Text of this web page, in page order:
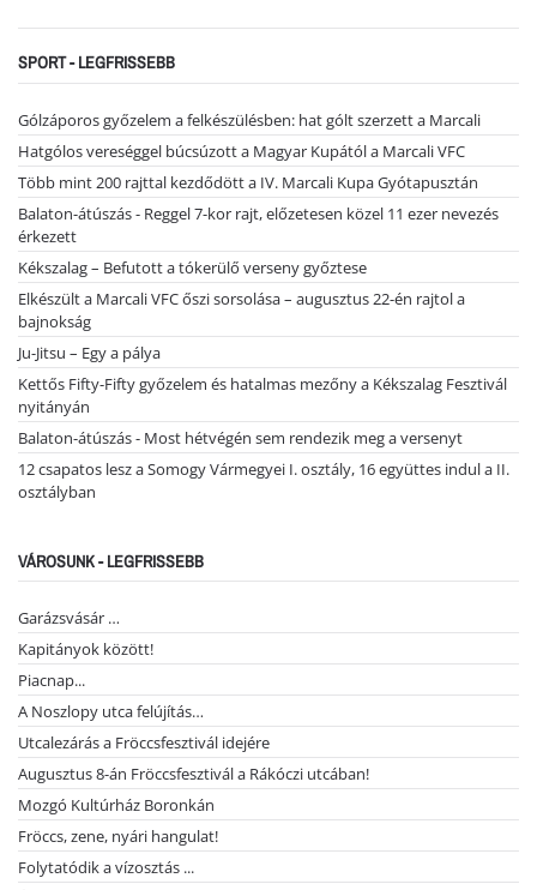
SPORT - LEGFRISSEBB
Gólzáporos győzelem a felkészülésben: hat gólt szerzett a Marcali
Hatgólos vereséggel búcsúzott a Magyar Kupától a Marcali VFC
Több mint 200 rajttal kezdődött a IV. Marcali Kupa Gyótapusztán
Balaton-átúszás - Reggel 7-kor rajt, előzetesen közel 11 ezer nevezés
érkezett
Kékszalag – Befutott a tókerülő verseny győztese
Elkészült a Marcali VFC őszi sorsolása – augusztus 22-én rajtol a
bajnokság
Ju-Jitsu – Egy a pálya
Kettős Fifty-Fifty győzelem és hatalmas mezőny a Kékszalag Fesztivál
nyitányán
Balaton-átúszás - Most hétvégén sem rendezik meg a versenyt
12 csapatos lesz a Somogy Vármegyei I. osztály, 16 együttes indul a II.
osztályban
VÁROSUNK - LEGFRISSEBB
Garázsvásár …
Kapitányok között!
Piacnap...
A Noszlopy utca felújítás…
Utcalezárás a Fröccsfesztivál idejére
Augusztus 8-án Fröccsfesztivál a Rákóczi utcában!
Mozgó Kultúrház Boronkán
Fröccs, zene, nyári hangulat!
Folytatódik a vízosztás ...